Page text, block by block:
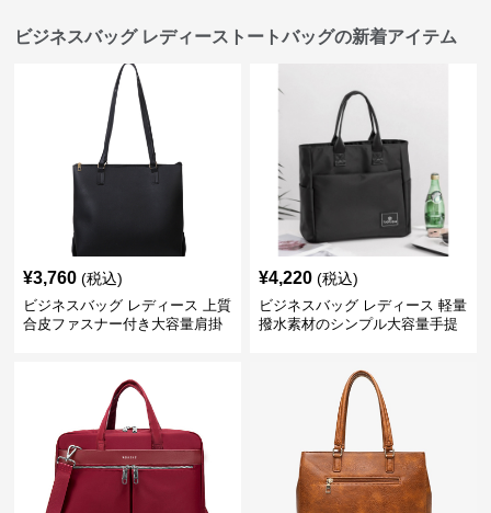
ビジネスバッグ レディーストートバッグの新着アイテム
¥3,760 (税込)
ビジネスバッグ レディース 上質
合皮ファスナー付き大容量肩掛
¥4,220 (税込)
ビジネスバッグ レディース 軽量
撥水素材のシンプル大容量手提